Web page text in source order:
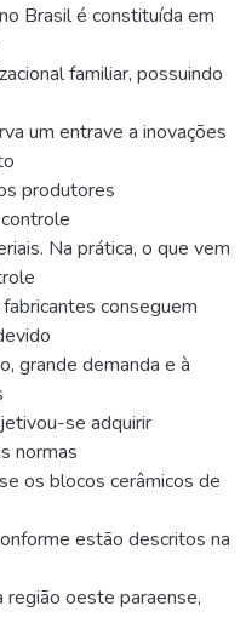
Brasil é constituída em
familiar, possuindo
um entrave a inovações
produtores
Na prática, o que vem
conseguem
grande demanda e à
se adquirir
normas
os blocos cerâmicos de
estão descritos na
região oeste paraense,